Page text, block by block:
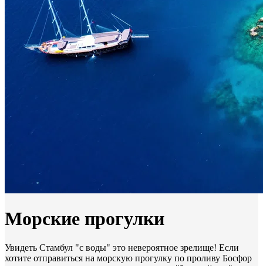
Морские прогулки
Увидеть Стамбул "с воды" это невероятное зрелище! Если
хотите отправиться на морскую прогулку по проливу Босфор